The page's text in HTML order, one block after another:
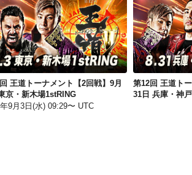
第12回 王道トーナメント【2回戦】9月3日 東京・新木場1stRING
王道トーナメント【2回戦】9月
京・新木場1stRING
9月3日(水) 09:29〜 UTC
第12回 王道ト
31日 兵庫・神